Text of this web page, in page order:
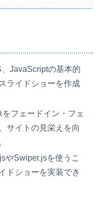
JavaScriptの基本的
ライドショーを作成
をフェードイン・フェ
サイトの見栄えを向
やSwiper.jsを使うこ
ドショーを実装でき